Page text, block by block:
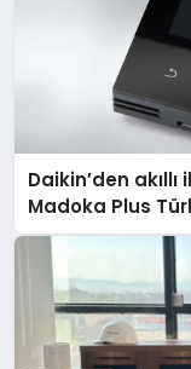
Daikin’den
Madoka Plus